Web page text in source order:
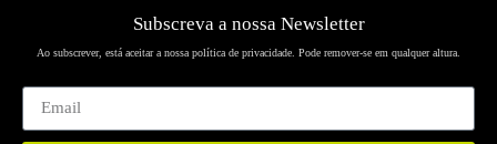
Subscreva a nossa Newsletter
Ao subscrever, está aceitar a nossa política de privacidade. Pode remover-se em qualquer altura.